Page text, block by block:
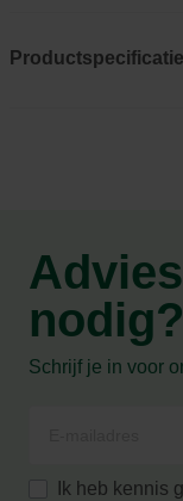
nodig?
Schrijf je in voor
Ik heb kennis